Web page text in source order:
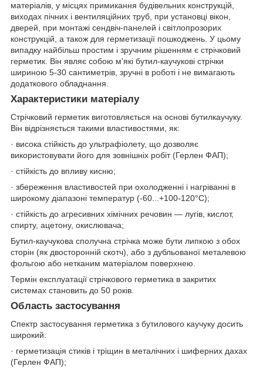
матеріалів, у місцях примикання будівельних конструкцій,
виходах пічних і вентиляційних труб, при установці вікон,
дверей, при монтажі сендвіч-панелей і світлопрозорих
конструкцій, а також для герметизації пошкоджень. У цьому
випадку найбільш простим і зручним рішенням є стрічковий
герметик. Він являє собою м'які бутил-каучукові стрічки
шириною 5-30 сантиметрів, зручні в роботі і не вимагають
додаткового обладнання.
Характеристики матеріалу
Стрічковий герметик виготовляється на основі бутилкаучуку.
Він відрізняється такими властивостями, як:
· висока стійкість до ультрафіолету, що дозволяє
використовувати його для зовнішніх робіт (Герлен ФАП);
· стійкість до впливу кисню;
· збереження властивостей при охолодженні і нагріванні в
широкому діапазоні температур (-60...+100-120°С);
· стійкість до агресивних хімічних речовин — лугів, кислот,
спирту, ацетону, окислювача;
Бутил-каучукова сполучна стрічка може бути липкою з обох
сторін (як двосторонній скотч), або з дубльованої металевою
фольгою або нетканим матеріалом поверхнею.
Термін експлуатації стрічкового герметика в закритих
системах становить до 50 років.
Область застосування
Спектр застосування герметика з бутилового каучуку досить
широкий:
· герметизація стиків і тріщин в металічних і шиферних дахах
(Герлен ФАП);